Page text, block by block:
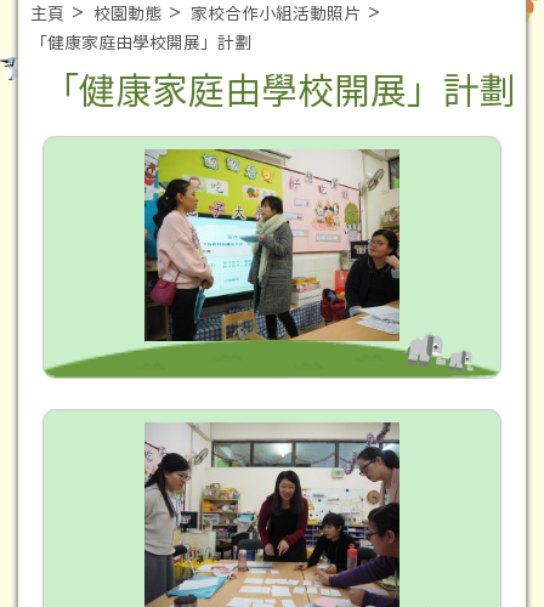
主頁 校園動態
家校合作小組活動照片
「健康家庭由學校開展」計劃
「健康家庭由學校開展」計劃